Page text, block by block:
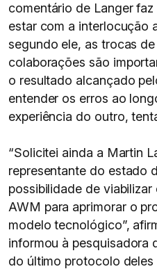
comentário de Langer
estar com a interlocução
segundo ele, as trocas
colaborações são
o resultado alcançado
entender os erros ao
experiência do outro,
“Solicitei ainda a Martin
representante do estado
possibilidade de
AWM para aprimorar o
modelo tecnológico”,
informou à pesquisadora
do último protocolo deles